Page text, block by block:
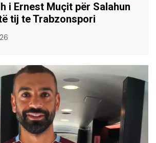
i Ernest Muçit për Salahun
tij te Trabzonspori